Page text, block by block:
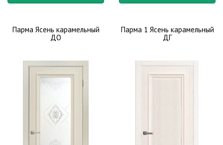
Парма Ясень карамельный
ДО
Парма 1 Ясень карамельный
ДГ